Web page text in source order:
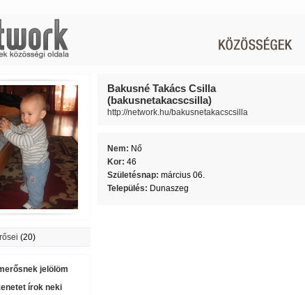
(20)
jelölöm
írok neki
Bakusné Takács Csilla
(bakusnetakacscsilla)
http://network.hu/bakusnetakacscsilla
Nem: Nő
Kor: 46
Születésnap: március 06.
Település: Dunaszeg